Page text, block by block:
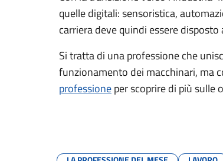
quelle digitali: sensoristica,
carriera deve quindi essere
Si tratta di una professione che
funzionamento dei macchinari, ma
professioneper scoprire di più sulle